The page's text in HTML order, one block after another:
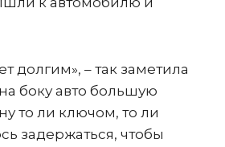
долгим», – так заметила
боку авто большую
то ли ключом, то ли
задержаться, чтобы